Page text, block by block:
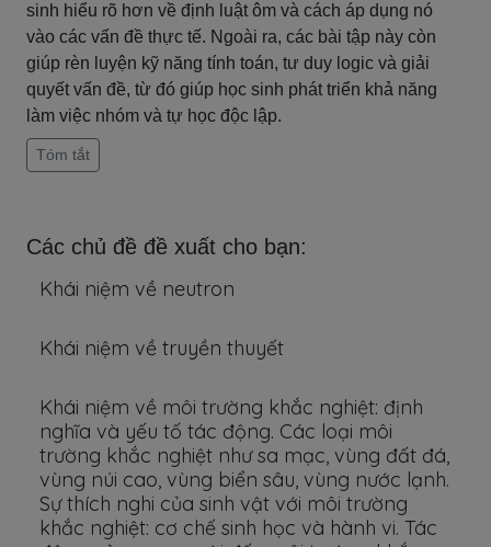
sinh hiểu rõ hơn về định luật ôm và cách áp dụng nó
vào các vấn đề thực tế. Ngoài ra, các bài tập này còn
giúp rèn luyện kỹ năng tính toán, tư duy logic và giải
quyết vấn đề, từ đó giúp học sinh phát triển khả năng
làm việc nhóm và tự học độc lập.
Tóm tắt
Các chủ đề đề xuất cho bạn:
Khái niệm về neutron
Khái niệm về truyền thuyết
Khái niệm về môi trường khắc nghiệt: định
nghĩa và yếu tố tác động. Các loại môi
trường khắc nghiệt như sa mạc, vùng đất đá,
vùng núi cao, vùng biển sâu, vùng nước lạnh.
Sự thích nghi của sinh vật với môi trường
khắc nghiệt: cơ chế sinh học và hành vi. Tác